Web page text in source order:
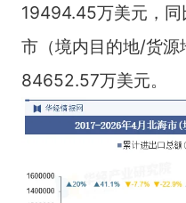
19494.45万美元，
市（境内目的地/货
84652.57万美元。